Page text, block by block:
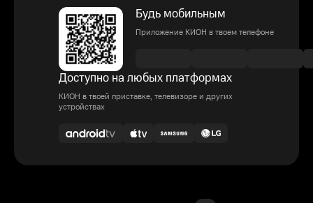
Будь мобильным
Приложение КИОН в твоем телефоне
Доступно на любых платформах
КИОН в твоей приставке, телевизоре и других
устройствах